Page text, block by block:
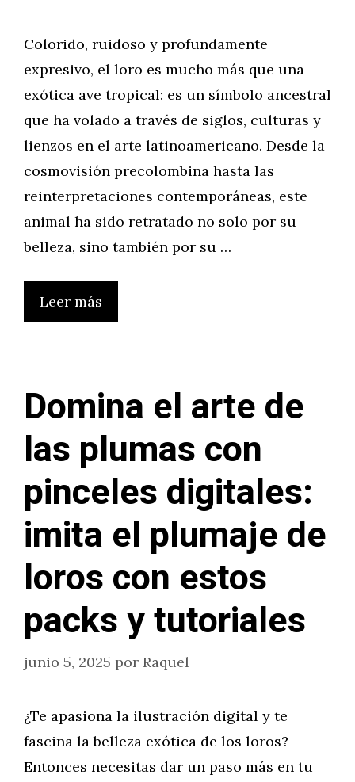
Colorido, ruidoso y profundamente
expresivo, el loro es mucho más que una
exótica ave tropical: es un símbolo ancestral
que ha volado a través de siglos, culturas y
lienzos en el arte latinoamericano. Desde la
cosmovisión precolombina hasta las
reinterpretaciones contemporáneas, este
animal ha sido retratado no solo por su
belleza, sino también por su …
Leer más
Domina el arte de
las plumas con
pinceles digitales:
imita el plumaje de
loros con estos
packs y tutoriales
junio 5, 2025 por Raquel
¿Te apasiona la ilustración digital y te
fascina la belleza exótica de los loros?
Entonces necesitas dar un paso más en tu